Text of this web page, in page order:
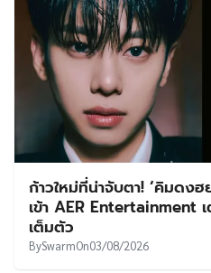
ก้าวใหม่ที่น่าจับตา! ‘คิมดง
เข้า AER Entertainment
เต็มตัว
SwarmOn03/08/2026